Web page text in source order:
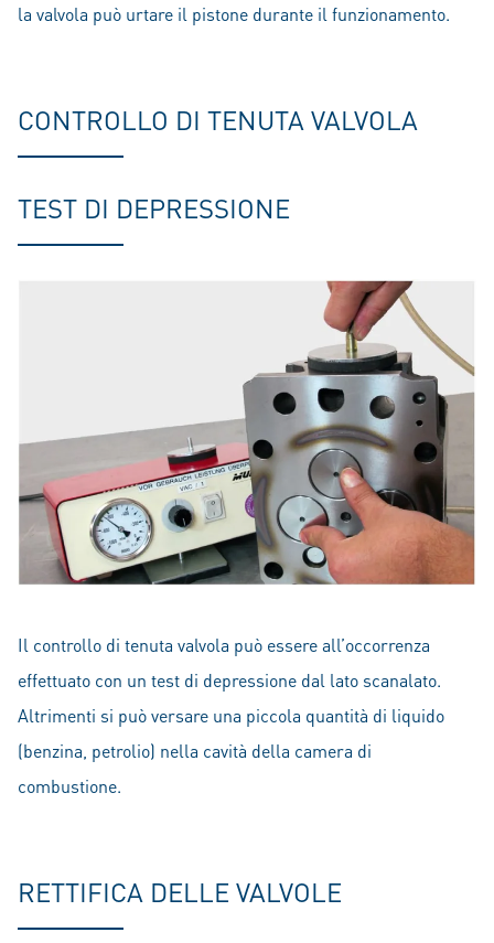
la valvola può urtare il pistone durante il funzionamento.
CONTROLLO DI TENUTA VALVOLA
TEST DI DEPRESSIONE
Il controllo di tenuta valvola può essere all’occorrenza
effettuato con un test di depressione dal lato scanalato.
Altrimenti si può versare una piccola quantità di liquido
(benzina, petrolio) nella cavità della camera di
combustione.
RETTIFICA DELLE VALVOLE